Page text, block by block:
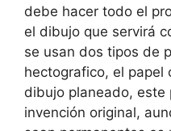
debe hacer todo el
el dibujo que servirá
se usan dos tipos de
hectografico, el papel
dibujo planeado, este
invención original,